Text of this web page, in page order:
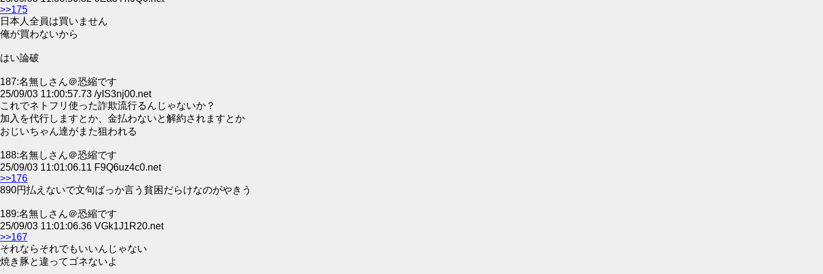
>>175
日本人全員は買いません
俺が買わないから
はい論破
187:名無しさん＠恐縮です
25/09/03 11:00:57.73 /yIS3nj00.net
これでネトフリ使った詐欺流行るんじゃないか？
加入を代行しますとか、金払わないと解約されますとか
おじいちゃん達がまた狙われる
188:名無しさん＠恐縮です
25/09/03 11:01:06.11 F9Q6uz4c0.net
>>176
890円払えないで文句ばっか言う貧困だらけなのがやきう
189:名無しさん＠恐縮です
25/09/03 11:01:06.36 VGk1J1R20.net
>>167
それならそれでもいいんじゃない
焼き豚と違ってゴネないよ